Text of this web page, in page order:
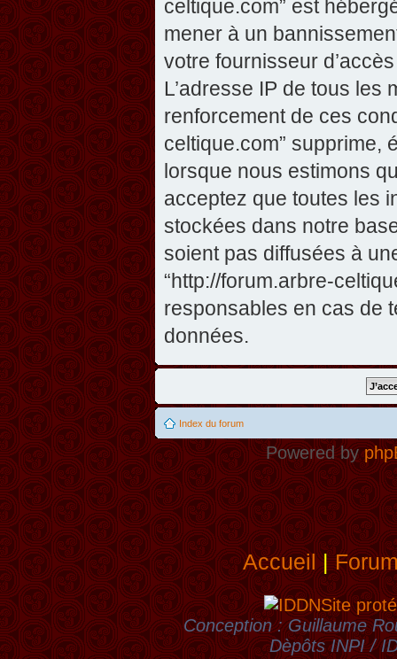
celtique.com” est
mener à un
votre fournisseur
L’adresse IP de tous
renforcement de ces
celtique.com” supprime,
lorsque nous estimons
acceptez que toutes les
stockées dans notre
soient pas diffusées à
“http://forum.arbre-
responsables en cas de
données.
Index du forum
Powered by
Accueil|
Site
Conception : Guillaume
Dèpôts INPI /